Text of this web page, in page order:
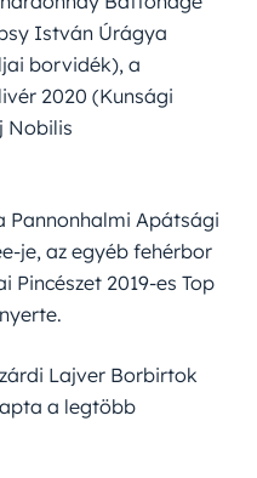
István Úrágya
borvidék), a
2020 (Kunsági
Nobilis
Pannonhalmi Apátsági
je, az egyéb fehérbor
2019-es Top
Lajver Borbirtok
a legtöbb